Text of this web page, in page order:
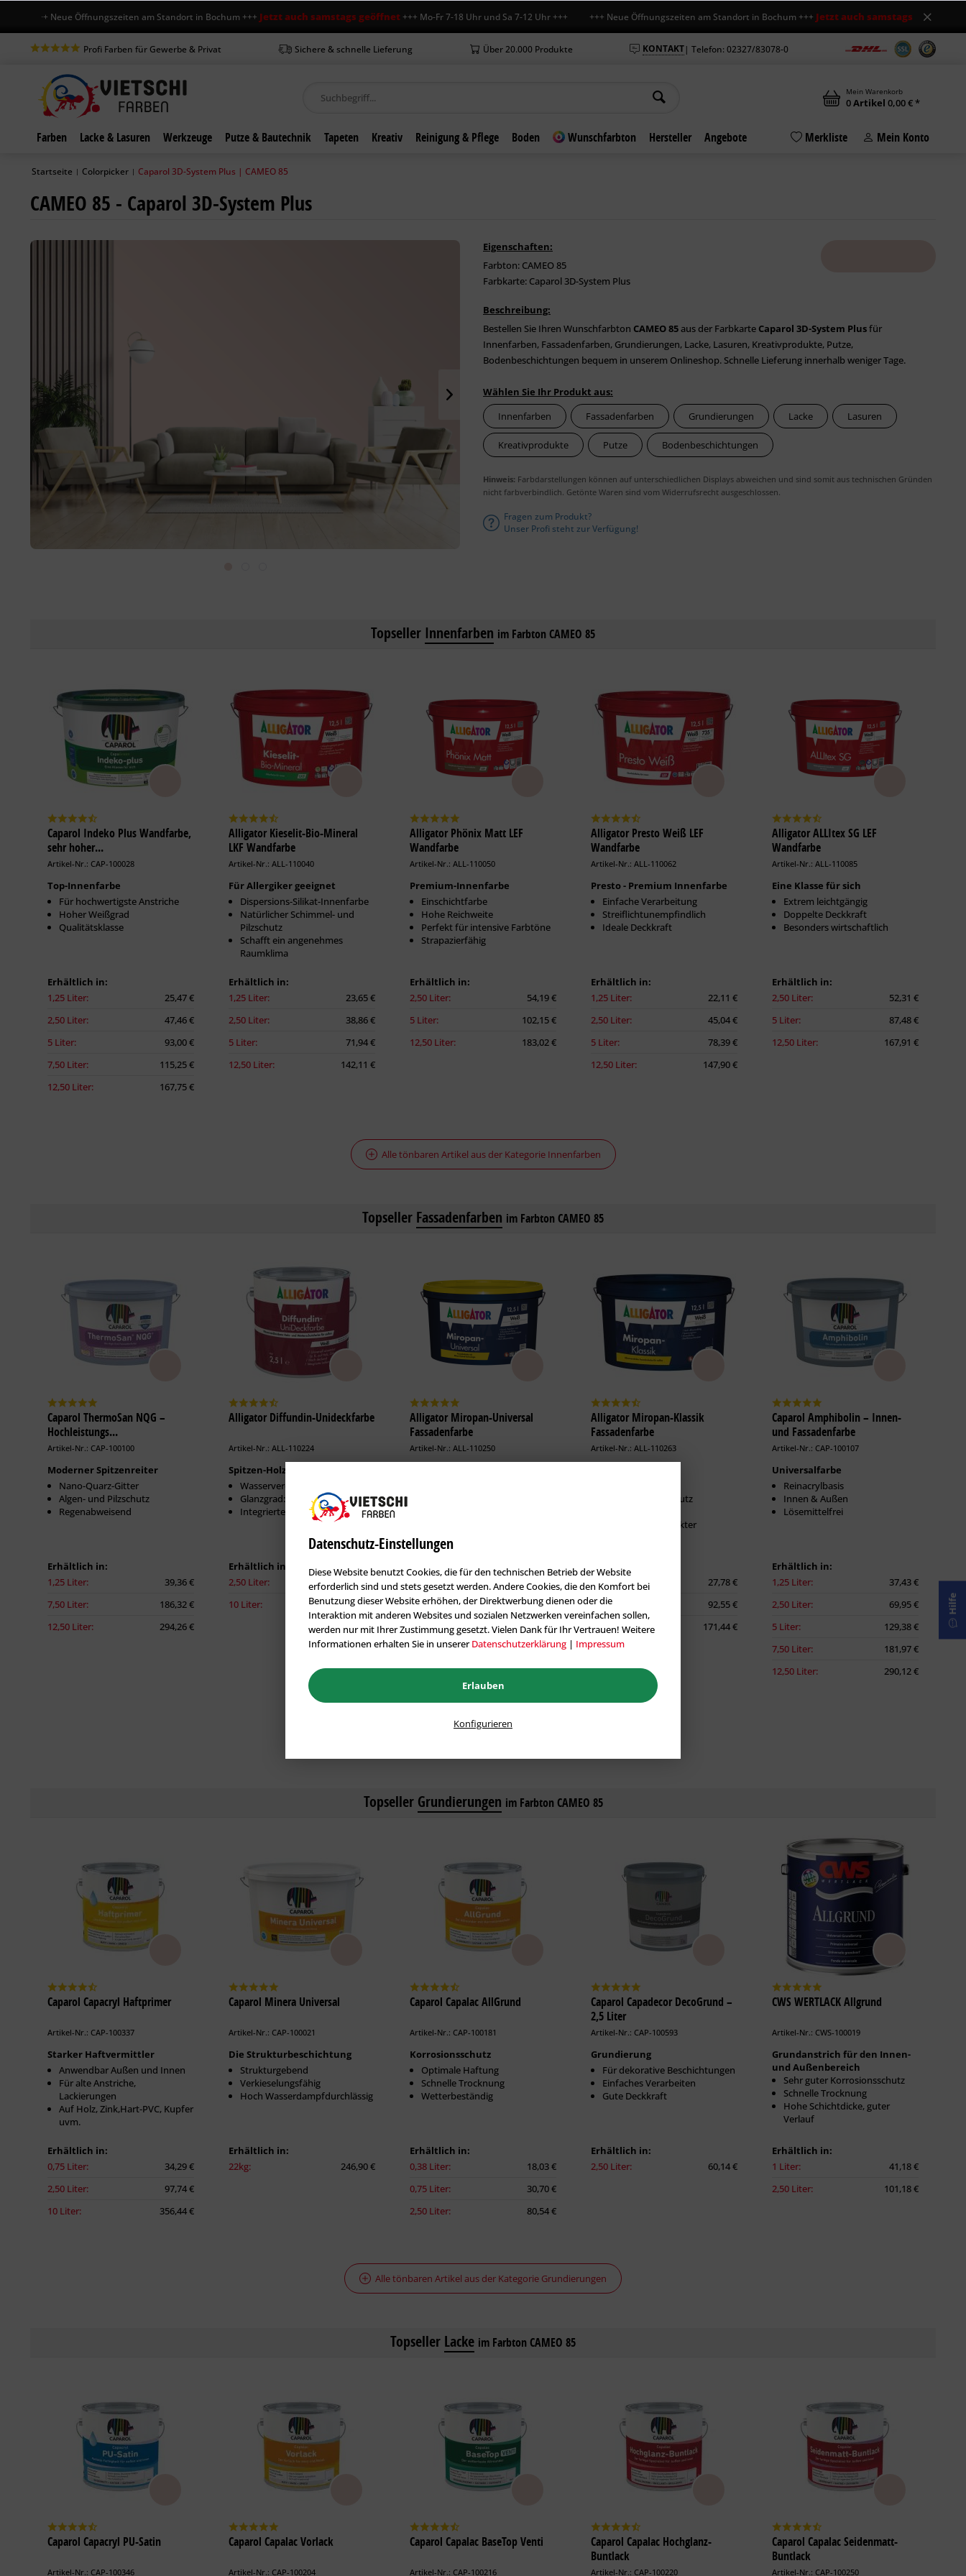
+++ Neue Öffnungszeiten am Standort in Bochum +++Jetzt auch samstags geöffnet+++ Mo-Fr 7-18 Uhr und Sa 7-12 Uhr +++ +++ Neue Öffnungszeiten am Standort in Bochum +++Jetzt auch samstags geöffnet+++ Mo-
Profi Farben für Gewerbe & Privat Sichere & schnelle Lieferung Über 20.000 Produkte KONTAKT| Telefon: 02327/83078-0
Mein Warenkorb
0Artikel 0,00 € *
Farben Lacke & Lasuren Werkzeuge Putze & Bautechnik Tapeten Kreativ Reinigung & Pflege Boden Wunschfarbton Hersteller Angebote Merkliste Mein Konto
Startseite | Colorpicker | Caparol 3D-System Plus | CAMEO 85
CAMEO 85 - Caparol 3D-System Plus
Eigenschaften:
Farbton: CAMEO 85
Farbkarte: Caparol 3D-System Plus
Beschreibung:
Bestellen Sie Ihren Wunschfarbton CAMEO 85aus der Farbkarte Caparol 3D-System Plusfür
Innenfarben, Fassadenfarben, Grundierungen, Lacke, Lasuren, Kreativprodukte, Putze,
Bodenbeschichtungen bequem in unserem Onlineshop. Schnelle Lieferung innerhalb weniger Tage.
Wählen Sie Ihr Produkt aus:
Innenfarben
Fassadenfarben Grundierungen Lacke Lasuren
Kreativprodukte Putze Bodenbeschichtungen
Hinweis: Farbdarstellungen können auf unterschiedlichen Displays abweichen und sind somit aus technischen Gründen
nicht farbverbindlich. Getönte Waren sind vom Widerrufsrecht ausgeschlossen.
Fragen zum Produkt?
Unser Profi steht zur Verfügung!
Topseller Innenfarben im Farbton CAMEO 85
Caparol Indeko Plus Wandfarbe,
sehr hoher...
Artikel-Nr.: CAP-100028
Top-Innenfarbe
Für hochwertigste Anstriche
Hoher Weißgrad
Qualitätsklasse
Erhältlich in:
1,25 Liter:
25,47 €
2,50 Liter:
47,46 €
5 Liter:
93,00 €
7,50 Liter:
115,25 €
12,50 Liter:
167,75 €
Alligator Kieselit-Bio-Mineral
LKF Wandfarbe
Artikel-Nr.: ALL-110040
Für Allergiker geeignet
Dispersions-Silikat-Innenfarbe
Natürlicher Schimmel- und
Pilzschutz
Schafft ein angenehmes
Raumklima
Erhältlich in:
1,25 Liter:
23,65 €
2,50 Liter:
38,86 €
5 Liter:
71,94 €
12,50 Liter:
142,11 €
Alligator Phönix Matt LEF
Wandfarbe
Artikel-Nr.: ALL-110050
Premium-Innenfarbe
Einschichtfarbe
Hohe Reichweite
Perfekt für intensive Farbtöne
Strapazierfähig
Erhältlich in:
2,50 Liter:
54,19 €
5 Liter:
102,15 €
12,50 Liter:
183,02 €
Alligator Presto Weiß LEF
Wandfarbe
Artikel-Nr.: ALL-110062
Presto - Premium Innenfarbe
Einfache Verarbeitung
Streiflichtunempfindlich
Ideale Deckkraft
Erhältlich in:
1,25 Liter:
22,11 €
2,50 Liter:
45,04 €
5 Liter:
78,39 €
12,50 Liter:
147,90 €
Alligator ALLItex SG LEF
Wandfarbe
Artikel-Nr.: ALL-110085
Eine Klasse für sich
Extrem leichtgängig
Doppelte Deckkraft
Besonders wirtschaftlich
Erhältlich in:
2,50 Liter:
52,31 €
5 Liter:
87,48 €
12,50 Liter:
167,91 €
Alle tönbaren Artikel aus der Kategorie Innenfarben
Topseller Fassadenfarben im Farbton CAMEO 85
Caparol ThermoSan NQG –
Hochleistungs...
Artikel-Nr.: CAP-100100
Moderner Spitzenreiter
Nano-Quarz-Gitter
Algen- und Pilzschutz
Regenabweisend
Erhältlich in:
1,25 Liter:
39,36 €
7,50 Liter:
186,32 €
12,50 Liter:
294,26 €
Alligator Diffundin-Unideckfarbe
Artikel-Nr.: ALL-110224
Spitzen-Holzfarbe
Wasserverdünnbar
Glanzgrad: Seidenmatt
Integrierte Isolierwirkung
Erhältlich in:
2,50 Liter:
101,21 €
10 Liter:
338,19 €
Alligator Miropan-Universal
Fassadenfarbe
Artikel-Nr.: ALL-110250
Erhältlich in:
1,25 Liter:
37,98 €
2,50 Liter:
71,44 €
5 Liter:
126,13 €
12,50 Liter:
237,64 €
Alligator Miropan-Klassik
Fassadenfarbe
Artikel-Nr.: ALL-110263
Algen- und Pilzschutz
Oberflächencharakter
Erhältlich in:
1,25 Liter:
27,78 €
5 Liter:
92,55 €
12,50 Liter:
171,44 €
Caparol Amphibolin – Innen-
und Fassadenfarbe
Artikel-Nr.: CAP-100107
Universalfarbe
Reinacrylbasis
Innen & Außen
Lösemittelfrei
Erhältlich in:
1,25 Liter:
37,43 €
2,50 Liter:
69,95 €
5 Liter:
129,38 €
7,50 Liter:
181,97 €
12,50 Liter:
290,12 €
Topseller Grundierungen im Farbton CAMEO 85
Caparol Capacryl Haftprimer
Artikel-Nr.: CAP-100337
Starker Haftvermittler
Anwendbar Außen und Innen
Für alte Anstriche,
Lackierungen
Auf Holz, Zink,Hart-PVC, Kupfer
uvm.
Erhältlich in:
0,75 Liter:
34,29 €
2,50 Liter:
97,74 €
10 Liter:
356,44 €
Caparol Minera Universal
Artikel-Nr.: CAP-100021
Die Strukturbeschichtung
Strukturgebend
Verkieselungsfähig
Hoch Wasserdampfdurchlässig
Erhältlich in:
22kg:
246,90 €
Caparol Capalac AllGrund
Artikel-Nr.: CAP-100181
Korrosionsschutz
Optimale Haftung
Schnelle Trocknung
Wetterbeständig
Erhältlich in:
0,38 Liter:
18,03 €
0,75 Liter:
30,70 €
2,50 Liter:
80,54 €
Caparol Capadecor DecoGrund –
2,5 Liter
Artikel-Nr.: CAP-100593
Grundierung
Für dekorative Beschichtungen
Einfaches Verarbeiten
Gute Deckkraft
Erhältlich in:
2,50 Liter:
60,14 €
CWS WERTLACK Allgrund
Artikel-Nr.: CWS-100019
Grundanstrich für den Innen-
und Außenbereich
Sehr guter Korrosionsschutz
Schnelle Trocknung
Hohe Schichtdicke, guter
Verlauf
Erhältlich in:
1 Liter:
41,18 €
2,50 Liter:
101,18 €
Alle tönbaren Artikel aus der Kategorie Grundierungen
Topseller Lacke im Farbton CAMEO 85
Caparol Capacryl PU-Satin
Artikel-Nr.: CAP-100346
Caparol Capalac Vorlack
Artikel-Nr.: CAP-100204
Caparol Capalac BaseTop Venti
Artikel-Nr.: CAP-100216
Caparol Capalac Hochglanz-
Buntlack
Artikel-Nr.: CAP-100220
Caparol Capalac Seidenmatt-
Buntlack
Artikel-Nr.: CAP-100250
Hilfe
Datenschutz-Einstellungen
Diese Website benutzt Cookies, die für den technischen Betrieb der Website
erforderlich sind und stets gesetzt werden. Andere Cookies, die den Komfort bei
Benutzung dieser Website erhöhen, der Direktwerbung dienen oder die
Interaktion mit anderen Websites und sozialen Netzwerken vereinfachen sollen,
werden nur mit Ihrer Zustimmung gesetzt. Vielen Dank für Ihr Vertrauen! Weitere
Informationen erhalten Sie in unsererDatenschutzerklärung | Impressum
Erlauben
Konfigurieren